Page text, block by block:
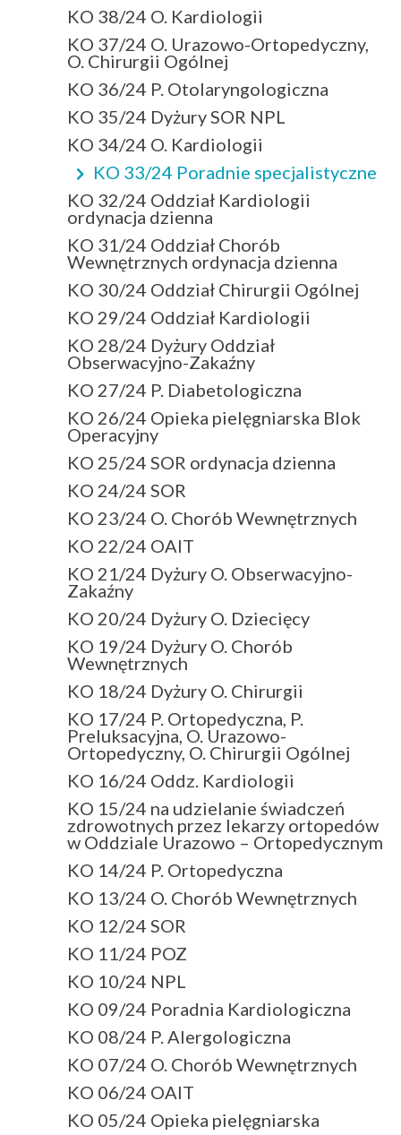
KO 38/24 O. Kardiologii
KO 37/24 O. Urazowo-Ortopedyczny,
O. Chirurgii Ogólnej
KO 36/24 P. Otolaryngologiczna
KO 35/24 Dyżury SOR NPL
KO 34/24 O. Kardiologii
KO 33/24 Poradnie specjalistyczne
KO 32/24 Oddział Kardiologii
ordynacja dzienna
KO 31/24 Oddział Chorób
Wewnętrznych ordynacja dzienna
KO 30/24 Oddział Chirurgii Ogólnej
KO 29/24 Oddział Kardiologii
KO 28/24 Dyżury Oddział
Obserwacyjno-Zakaźny
KO 27/24 P. Diabetologiczna
KO 26/24 Opieka pielęgniarska Blok
Operacyjny
KO 25/24 SOR ordynacja dzienna
KO 24/24 SOR
KO 23/24 O. Chorób Wewnętrznych
KO 22/24 OAIT
KO 21/24 Dyżury O. Obserwacyjno-
Zakaźny
KO 20/24 Dyżury O. Dziecięcy
KO 19/24 Dyżury O. Chorób
Wewnętrznych
KO 18/24 Dyżury O. Chirurgii
KO 17/24 P. Ortopedyczna, P.
Preluksacyjna, O. Urazowo-
Ortopedyczny, O. Chirurgii Ogólnej
KO 16/24 Oddz. Kardiologii
KO 15/24 na udzielanie świadczeń
zdrowotnych przez lekarzy ortopedów
w Oddziale Urazowo – Ortopedycznym
KO 14/24 P. Ortopedyczna
KO 13/24 O. Chorób Wewnętrznych
KO 12/24 SOR
KO 11/24 POZ
KO 10/24 NPL
KO 09/24 Poradnia Kardiologiczna
KO 08/24 P. Alergologiczna
KO 07/24 O. Chorób Wewnętrznych
KO 06/24 OAIT
KO 05/24 Opieka pielęgniarska